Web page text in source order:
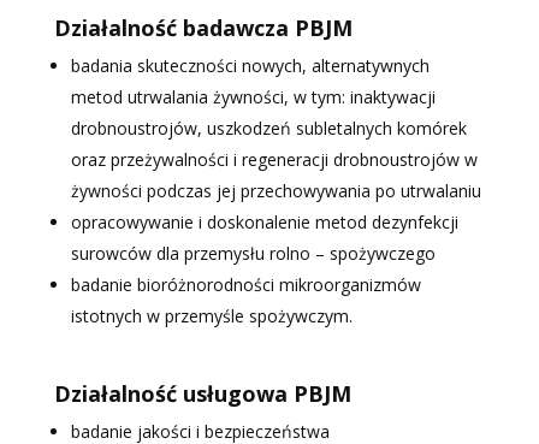
Działalność badawcza PBJM
badania skuteczności nowych, alternatywnych
metod utrwalania żywności, w tym: inaktywacji
drobnoustrojów, uszkodzeń subletalnych komórek
oraz przeżywalności i regeneracji drobnoustrojów w
żywności podczas jej przechowywania po utrwalaniu
opracowywanie i doskonalenie metod dezynfekcji
surowców dla przemysłu rolno – spożywczego
badanie bioróżnorodności mikroorganizmów
istotnych w przemyśle spożywczym.
Działalność usługowa PBJM
badanie jakości i bezpieczeństwa